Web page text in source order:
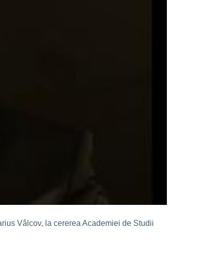
Vâlcov, la cererea Academiei de Studii